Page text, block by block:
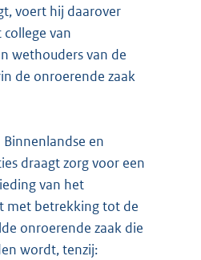
voert hij daarover
van
wethouders van de
de onroerende zaak
en
draagt zorg voor een
van het
met betrekking tot de
onroerende zaak die
wordt, tenzij: